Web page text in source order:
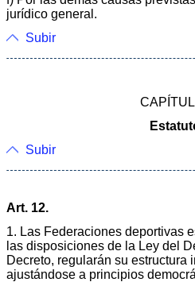
jurídico general.
Subir
Subir
Art. 12.
1. Las Federaciones deportivas
las disposiciones de la Ley del
Decreto, regularán su estructura
ajustándose a principios